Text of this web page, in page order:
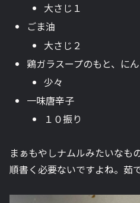
大さじ１
ごま油
大さじ２
鶏ガラスープのもと、に
少々
一味唐辛子
１０振り
まぁもやしナムルみたいなも
順書く必要ないですよね。茹